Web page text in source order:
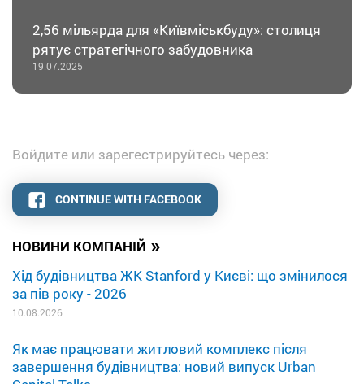
НОВИНИ КОМПАНІЙ »
Хід будівництва ЖК Stanford у Києві: що змінилося
за пів року - 2026
10.08.2026
Як має працювати житловий комплекс після
завершення будівництва: новий випуск Urban
2,56 мільярда для «Київміськбуду»: столиця
рятує стратегічного забудовника
19.07.2025
Войдите или зарегестрируйтесь через:
CONTINUE WITH FACEBOOK